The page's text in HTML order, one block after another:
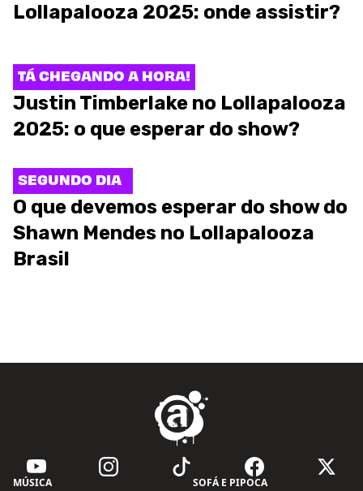
Lollapalooza 2025: onde assistir?
TÁ CHEGANDO A HORA!
Justin Timberlake no Lollapalooza
2025: o que esperar do show?
SEGUNDO DIA
O que devemos esperar do show do
Shawn Mendes no Lollapalooza
Brasil
MÚSICA SOFÁ E PIPOCA